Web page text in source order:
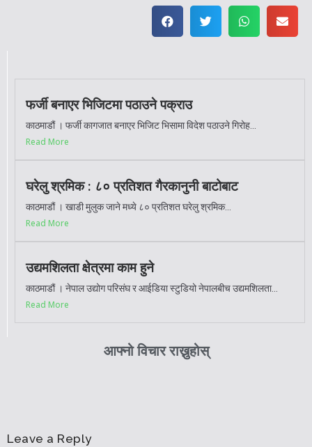
फर्जी बनाएर भिजिटमा पठाउने पक्राउ
काठमाडौं । फर्जी कागजात बनाएर भिजिट भिसामा विदेश पठाउने गिरोह...
Read More
घरेलु श्रमिक : ८० प्रतिशत गैरकानुनी बाटोबाट
काठमाडौं । खाडी मुलुक जाने मध्ये ८० प्रतिशत घरेलु श्रमिक...
Read More
उद्यमशिलता क्षेत्रमा काम हुने
काठमाडौं । नेपाल उद्योग परिसंघ र आईडिया स्टुडियो नेपालबीच उद्यमशिलता...
Read More
आफ्नो विचार राख्नुहोस्
Leave a Reply